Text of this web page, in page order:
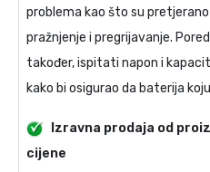
problema kao što su
pražnjenje i pregrijavanje.
također, ispitati napon i
kako bi osigurao da baterija
Izravna prodaja od
cijene